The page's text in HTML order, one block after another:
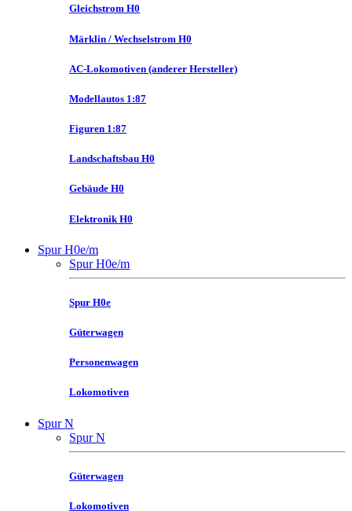
Gleichstrom H0
Märklin / Wechselstrom H0
AC-Lokomotiven (anderer Hersteller)
Modellautos 1:87
Figuren 1:87
Landschaftsbau H0
Gebäude H0
Elektronik H0
Spur H0e/m
Spur H0e/m
Spur H0e
Güterwagen
Personenwagen
Lokomotiven
Spur N
Spur N
Güterwagen
Lokomotiven